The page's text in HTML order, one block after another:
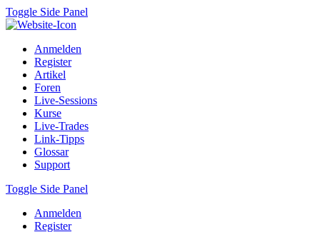
Toggle Side Panel
Anmelden
Register
Artikel
Foren
Live-Sessions
Kurse
Live-Trades
Link-Tipps
Glossar
Support
Toggle Side Panel
Anmelden
Register